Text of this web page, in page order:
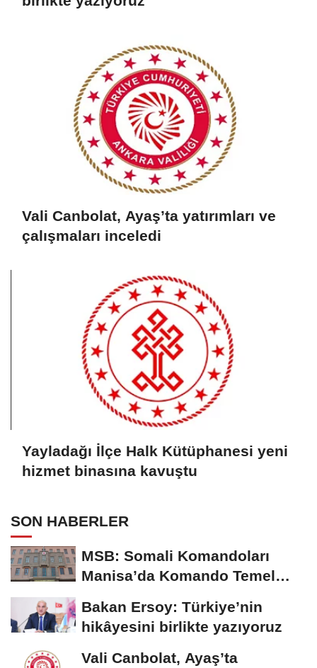
Vali Canbolat, Ayaş’ta yatırımları ve
çalışmaları inceledi
Yayladağı İlçe Halk Kütüphanesi yeni
hizmet binasına kavuştu
SON HABERLER
MSB: Somali Komandoları
Manisa’da Komando Temel
Bakan Ersoy: Türkiye’nin
hikâyesini birlikte yazıyoruz
Vali Canbolat, Ayaş’ta